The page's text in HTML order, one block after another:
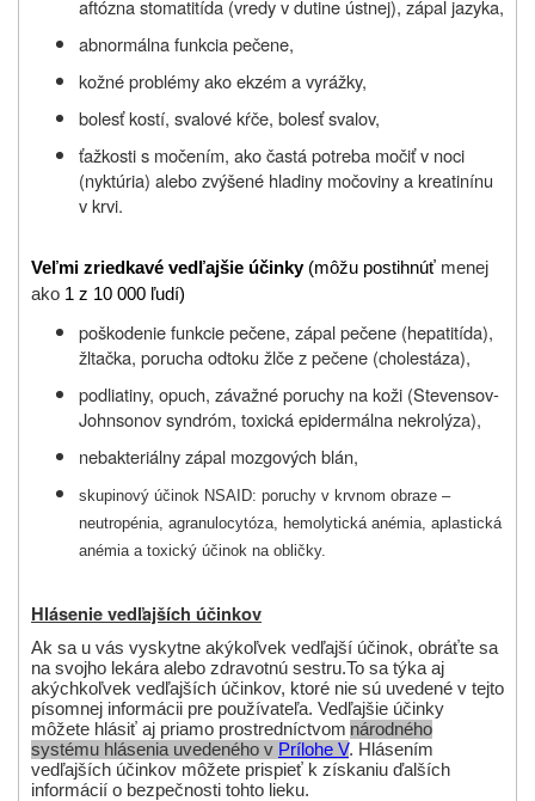
aftózna stomatitída (vredy v dutine ústnej), zápal jazyka,
abnormálna funkcia pečene,
kožné problémy ako ekzém a vyrážky,
bolesť kostí, svalové kŕče, bolesť svalov,
ťažkosti s močením, ako častá potreba močiť v noci
(nyktúria) alebo zvýšené hladiny močoviny a kreatinínu
v krvi.
Veľmi zriedkavé vedľajšie účinky (môžu postihnúť menej
ako 1 z 10 000 ľudí)
poškodenie funkcie pečene, zápal pečene (hepatitída),
žltačka, porucha odtoku žlče z pečene (cholestáza),
podliatiny, opuch, závažné poruchy na koži (Stevensov-
Johnsonov syndróm, toxická epidermálna nekrolýza),
nebakteriálny zápal mozgových blán,
skupinový účinok NSAID: poruchy v krvnom obraze –
neutropénia, agranulocytóza, hemolytická anémia, aplastická
anémia a toxický účinok na obličky.
Hlásenie vedľajších účinkov
Ak sa u vás vyskytne akýkoľvek vedľajší účinok, obráťte sa
na svojho lekára alebo zdravotnú sestru.To sa týka aj
akýchkoľvek vedľajších účinkov, ktoré nie sú uvedené v tejto
písomnej informácii pre používateľa. Vedľajšie účinky
môžete hlásiť aj priamo prostredníctvom národného
systému hlásenia uvedeného v Prílohe V. Hlásením
vedľajších účinkov môžete prispieť k získaniu ďalších
informácií o bezpečnosti tohto lieku.